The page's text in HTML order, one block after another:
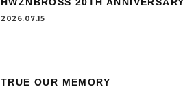
2026.07.15
TRUE OUR MEMORY